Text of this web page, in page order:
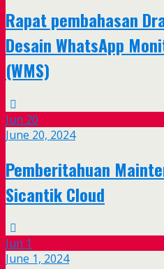
Rapat pembahasan
Desain WhatsApp
(WMS)
Jun 20
June 20, 2024
Pemberitahuan
Sicantik Cloud
Jun 1
June 1, 2024